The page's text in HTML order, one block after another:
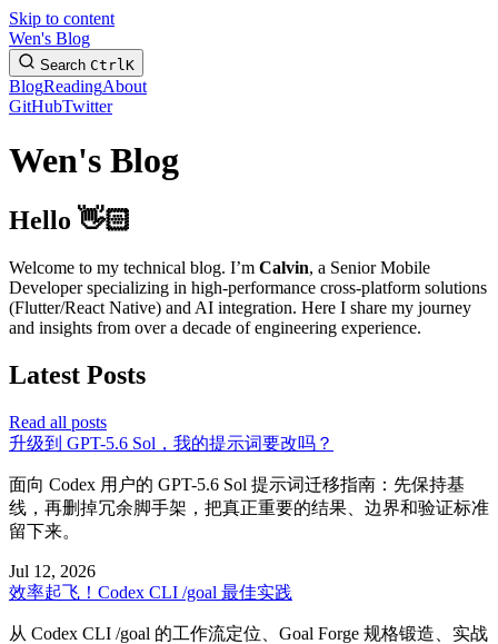
Skip to content
Wen's Blog
Search CtrlK
BlogReadingAbout
GitHubTwitter
Wen's Blog
Hello 👋🏻
Welcome to my technical blog. I’m Calvin, a Senior Mobile
Developer specializing in high-performance cross-platform solutions
(Flutter/React Native) and AI integration. Here I share my journey
and insights from over a decade of engineering experience.
Latest Posts
Read all posts
升级到 GPT-5.6 Sol，我的提示词要改吗？
面向 Codex 用户的 GPT-5.6 Sol 提示词迁移指南：先保持基
线，再删掉冗余脚手架，把真正重要的结果、边界和验证标准
留下来。
Jul 12, 2026
效率起飞！Codex CLI /goal 最佳实践
从 Codex CLI /goal 的工作流定位、Goal Forge 规格锻造、实战